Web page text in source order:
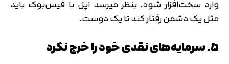
وارد سخت‌افزار شود. بنظر میرسد اپل با فیس‌بوک باید
مثل یک دشمن رفتار کند تا یک دوست.
۵. سرمایه‌های نقدی خود را خرج نکرد
تایید کد
دریافت مجدد کد:00:59